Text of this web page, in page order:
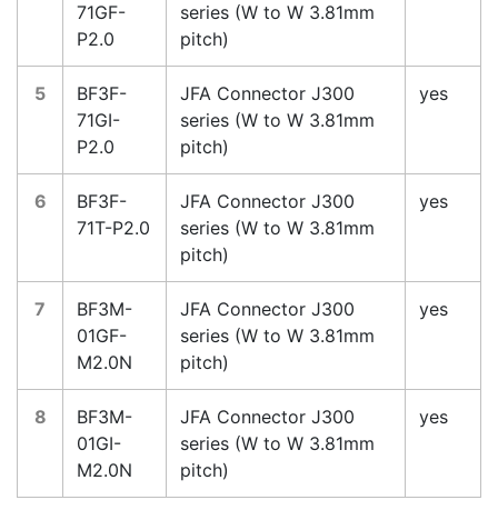
71GF-
P2.0
series (W to W 3.81mm
pitch)
5
BF3F-
71GI-
P2.0
JFA Connector J300
series (W to W 3.81mm
pitch)
yes
6
BF3F-
71T-P2.0
JFA Connector J300
series (W to W 3.81mm
pitch)
yes
7
BF3M-
01GF-
M2.0N
JFA Connector J300
series (W to W 3.81mm
pitch)
yes
8
BF3M-
01GI-
M2.0N
JFA Connector J300
series (W to W 3.81mm
pitch)
yes